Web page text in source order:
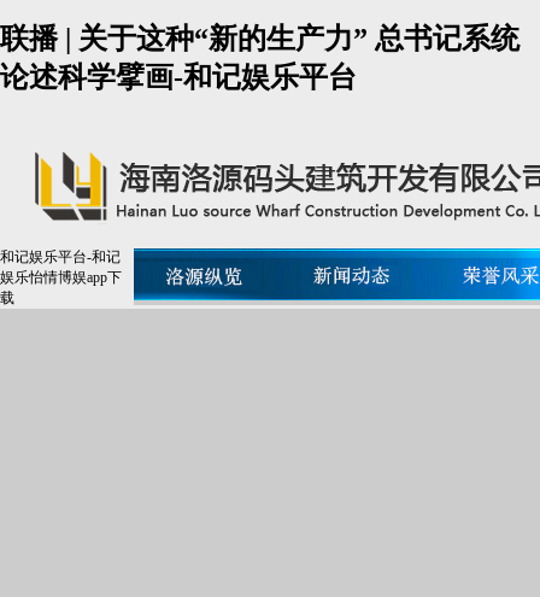
联播 | 关于这种“新的生产力” 总书记系统
论述科学擘画-和记娱乐平台
和记娱乐平台-和记
娱乐怡情博娱app下
载